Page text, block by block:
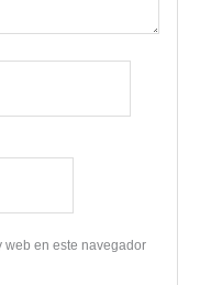
web en este navegador